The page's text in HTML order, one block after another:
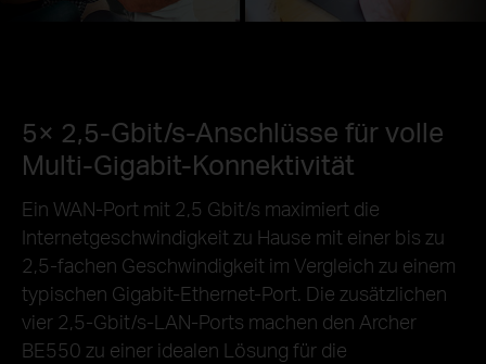
5× 2,5-Gbit/s-Anschlüsse für volle
Multi-Gigabit-Konnektivität
Ein WAN-Port mit 2,5 Gbit/s maximiert die
Internetgeschwindigkeit zu Hause mit einer bis zu
2,5-fachen Geschwindigkeit im Vergleich zu einem
typischen Gigabit-Ethernet-Port. Die zusätzlichen
vier 2,5-Gbit/s-LAN-Ports machen den Archer
BE550 zu einer idealen Lösung für die